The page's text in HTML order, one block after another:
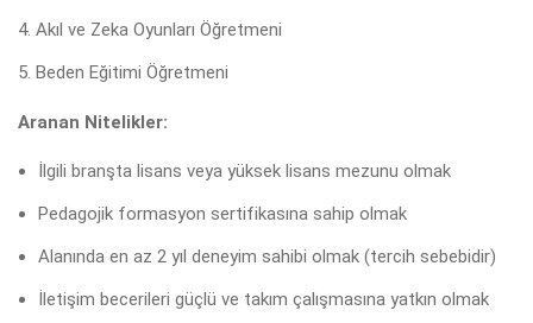
Akıl ve Zeka Oyunları Öğretmeni
Beden Eğitimi Öğretmeni
Aranan Nitelikler:
İlgili branşta lisans veya yüksek lisans mezunu olmak
Pedagojik formasyon sertifikasına sahip olmak
Alanında en az 2 yıl deneyim sahibi olmak (tercih sebebidir)
İletişim becerileri güçlü ve takım çalışmasına yatkın olmak